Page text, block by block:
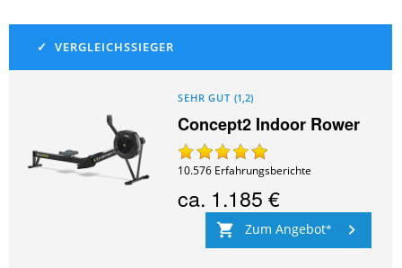
SEHR GUT (1,2)
Concept2 Indoor Rower
10.576 Erfahrungsberichte
ca. 1.185 €
Zum Angebot